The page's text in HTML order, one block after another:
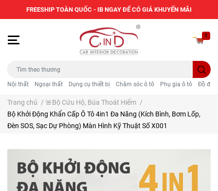
Nội thất Ngoại thất Dụng cụ thiết bị Chăm sóc ô tô Phụ gia ô tô Đồ
0
Trang chủ / 🚨Bộ Cứu Hộ, Búa Thoát Hiểm /
Bộ Khởi Động Khẩn Cấp Ô Tô 4in1 Đa Năng (Kích Bình, Bơm Lốp,
Đèn SOS, Sạc Dự Phòng) Màn Hình Kỹ Thuật Số X001
FREESHIP TOÀN QUỐC - IB NGAY ĐỂ CÓ GIÁ KHUYẾN MÃI